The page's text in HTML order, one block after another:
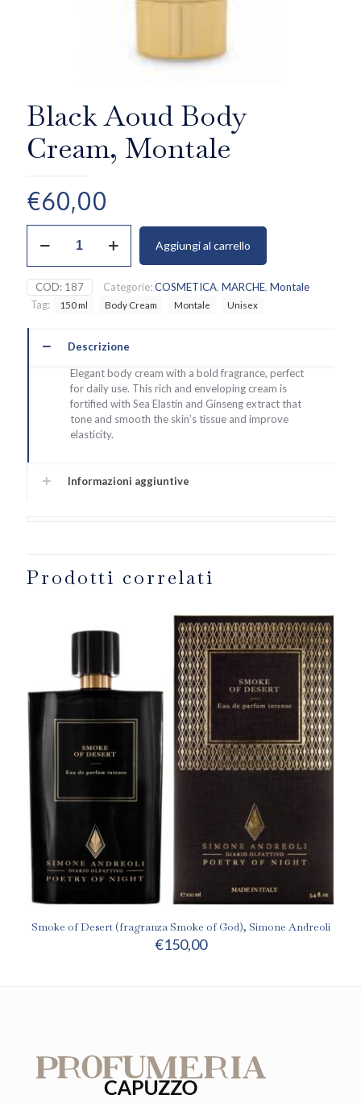
Black Aoud Body
Cream, Montale
€60,00
Aoud
Cream,
Montale
quantità
Aggiungi al carrello
COD: 187 Categorie:COSMETICA, MARCHE, Montale
Tag:
150 ml Body Cream Montale Unisex
Descrizione
Elegant body cream with a bold fragrance, perfect
for daily use. This rich and enveloping cream is
fortified with Sea Elastin and Ginseng extract that
tone and smooth the skin’s tissue and improve
elasticity.
Informazioni aggiuntive
Prodotti correlati
Smoke of Desert (fragranza Smoke of God), Simone Andreoli
€150,00